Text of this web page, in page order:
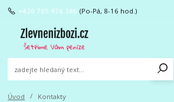
+420 705 976 386 (Po-Pá, 8-16 hod.)
Úvod Kontakty